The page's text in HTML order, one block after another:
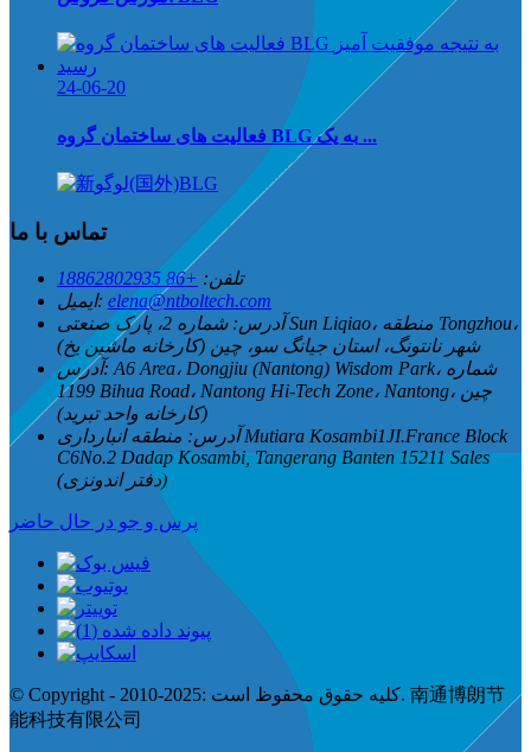
24-06-20
فعالیت های ساختمان گروه BLG به یک ...
تماس با ما
تلفن: +86 18862802935
ایمیل: elena@ntboltech.com
آدرس:
شماره 2، پارک صنعتی Sun Liqiao، منطقه Tongzhou،
شهر نانتونگ، استان جیانگ سو، چین (کارخانه ماشین یخ)
آدرس: A6 Area، Dongjiu (Nantong) Wisdom Park، شماره
1199 Bihua Road، Nantong Hi-Tech Zone، Nantong، چین
(کارخانه واحد تبرید)
آدرس: منطقه انبارداری Mutiara Kosambi1JI.France Block
C6No.2 Dadap Kosambi, Tangerang Banten 15211 Sales
(دفتر اندونزی)
پرس و جو در حال حاضر
© Copyright - 2010-2025: کلیه حقوق محفوظ است. 南通博朗节
能科技有限公司